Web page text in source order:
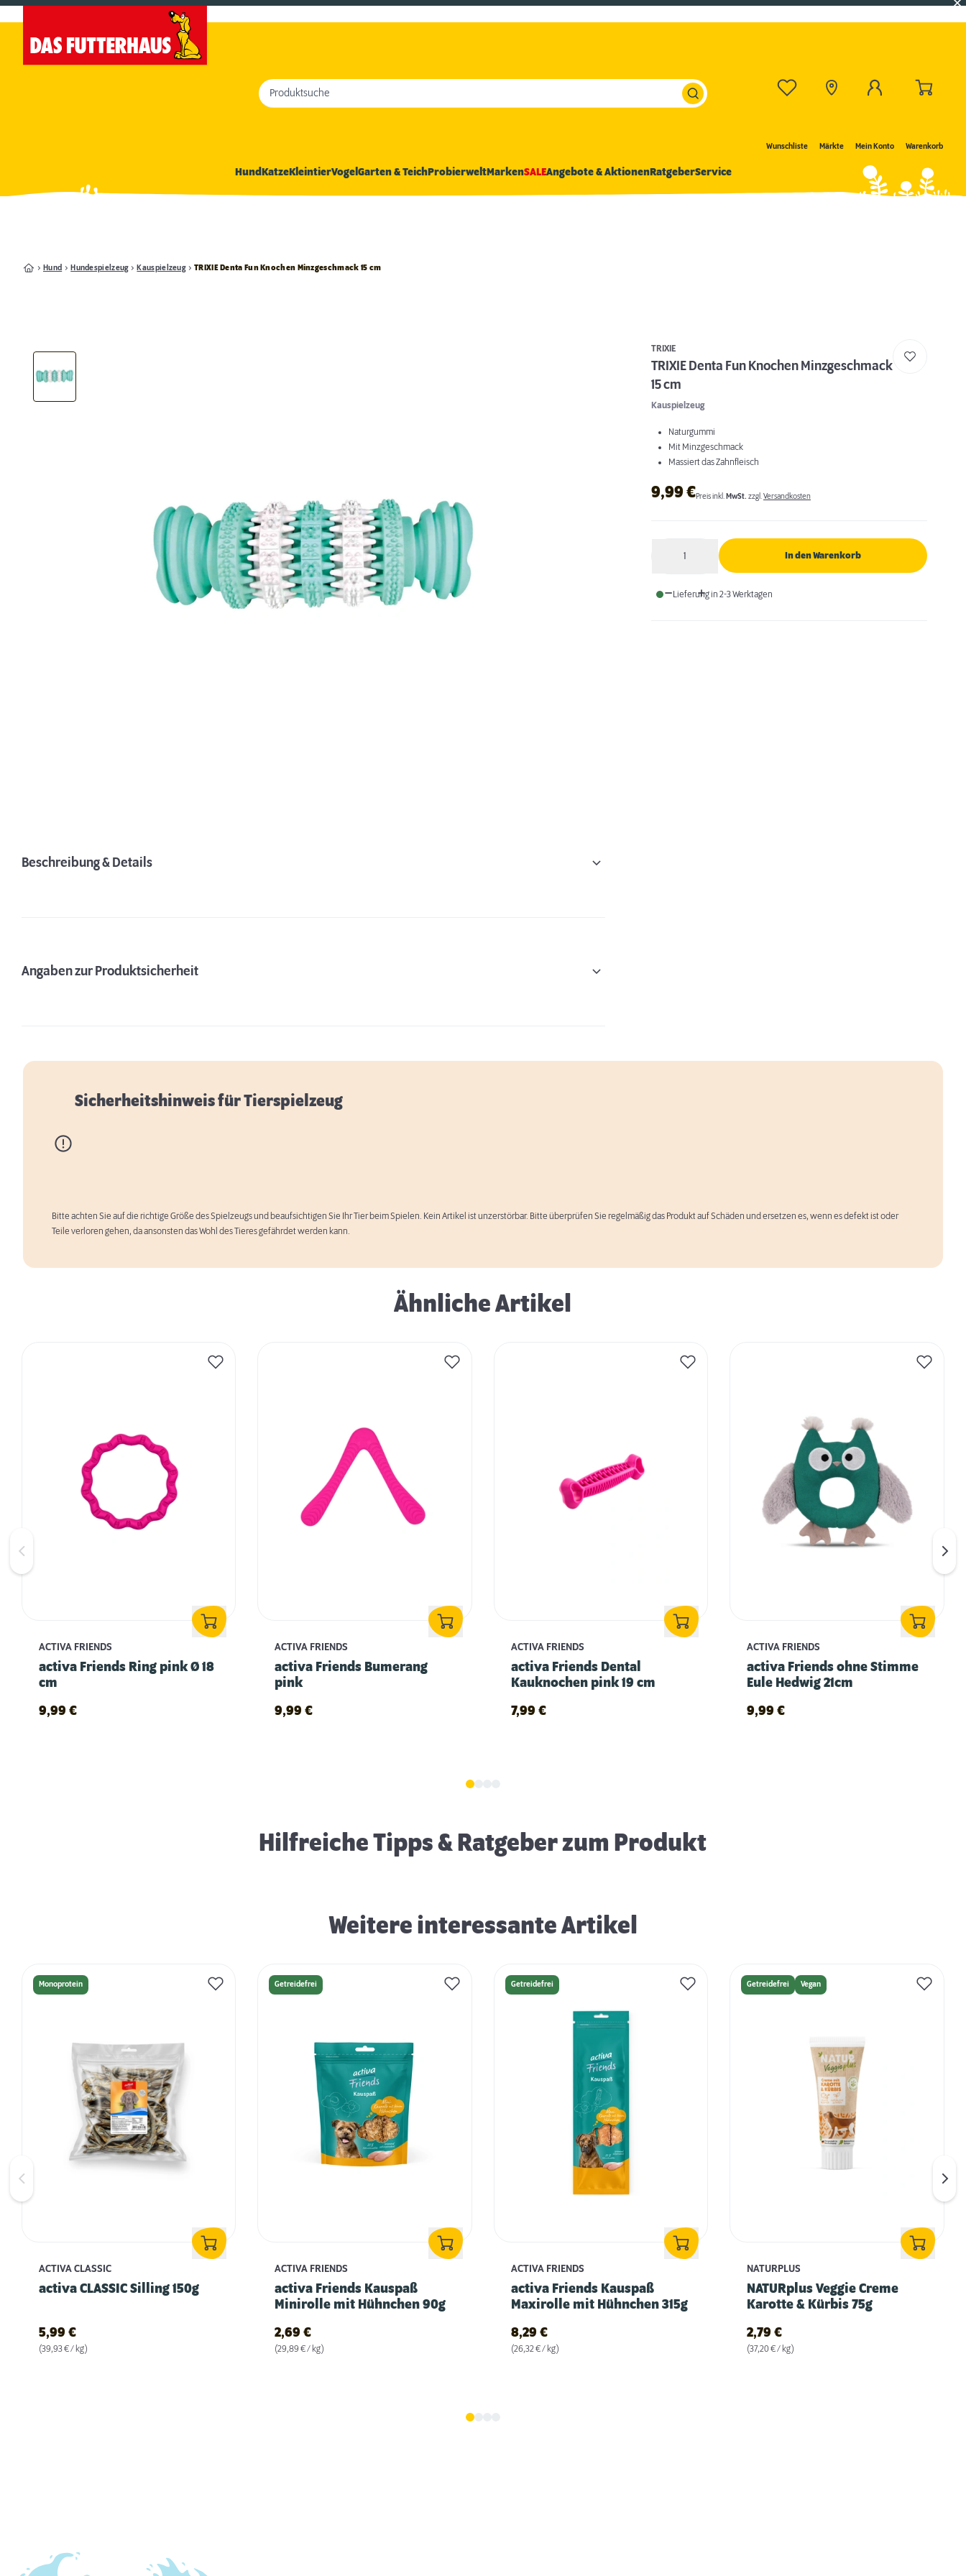
Wunschliste Märkte Mein Konto Warenkorb
Produktsuche
HundKatzeKleintierVogel Garten & TeichProbierweltMarkenSALEAngebote & AktionenRatgeberService
Hund Hundespielzeug Kauspielzeug TRIXIE Denta Fun Knochen Minzgeschmack 15 cm
TRIXIE
TRIXIE Denta Fun Knochen Minzgeschmack
15 cm
Kauspielzeug
Naturgummi
Mit Minzgeschmack
Massiert das Zahnfleisch
9,99€Preis inkl. MwSt. zzgl.Versandkosten
1 In den Warenkorb
Lieferung in 2-3 Werktagen
Beschreibung & Details
Angaben zur Produktsicherheit
Sicherheitshinweis für Tierspielzeug
Bitte achten Sie auf die richtige Größe des Spielzeugs und beaufsichtigen Sie Ihr Tier beim Spielen. Kein Artikel ist unzerstörbar. Bitte überprüfen Sie regelmäßig das Produkt auf Schäden und ersetzen es, wenn es defekt ist oder
Teile verloren gehen, da ansonsten das Wohl des Tieres gefährdet werden kann.
Ähnliche Artikel
ACTIVA FRIENDS
activa Friends Ring pink Ø 18
cm
9,99 €
ACTIVA FRIENDS
activa Friends Bumerang
pink
9,99€
ACTIVA FRIENDS
activa Friends Dental
Kauknochen pink 19 cm
7,99 €
ACTIVA FRIENDS
activa Friends ohne Stimme
Eule Hedwig 21cm
9,99€
Hilfreiche Tipps & Ratgeber zum Produkt
Weitere interessante Artikel
Monoprotein
ACTIVA CLASSIC
activa CLASSIC Silling 150g
5,99 €
(39,93 € / kg)
Getreidefrei
ACTIVA FRIENDS
activa Friends Kauspaß
Minirolle mit Hühnchen 90g
2,69€
(29,89 € / kg)
Getreidefrei
ACTIVA FRIENDS
activa Friends Kauspaß
Maxirolle mit Hühnchen 315g
8,29 €
(26,32 € / kg)
Getreidefrei Vegan
NATURPLUS
NATURplus Veggie Creme
Karotte & Kürbis 75g
2,79€
(37,20 € / kg)